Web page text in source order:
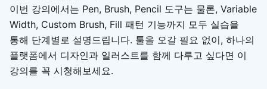
이번 강의에서는 Pen, Brush, Pencil 도구는 물론, Variable
Width, Custom Brush, Fill 패턴 기능까지 모두 실습을
통해 단계별로 설명드립니다. 툴을 오갈 필요 없이, 하나의
플랫폼에서 디자인과 일러스트를 함께 다루고 싶다면 이
강의를 꼭 시청해보세요.